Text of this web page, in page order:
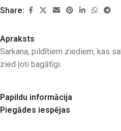
Share:
Apraksts
Sarkana, pildītiem ziediem, kas
zied ļoti bagātīgi.
Papildu informācija
Piegādes iespējas